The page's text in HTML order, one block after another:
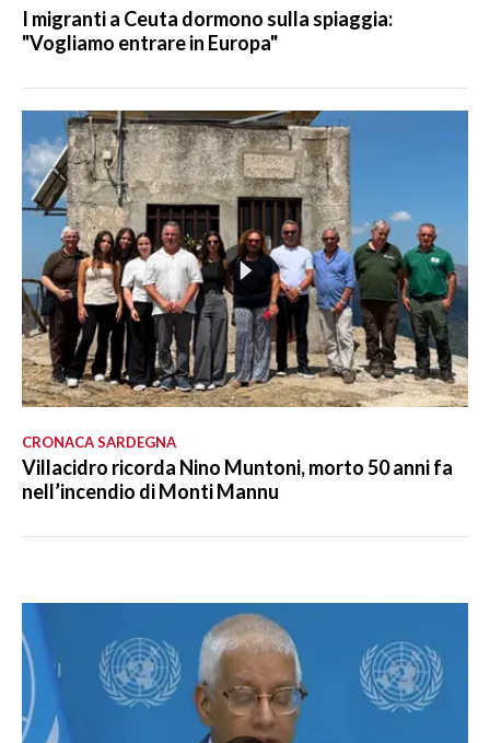
I migranti a Ceuta dormono sulla spiaggia:
"Vogliamo entrare in Europa"
CRONACA SARDEGNA
Villacidro ricorda Nino Muntoni, morto 50 anni fa
nell’incendio di Monti Mannu